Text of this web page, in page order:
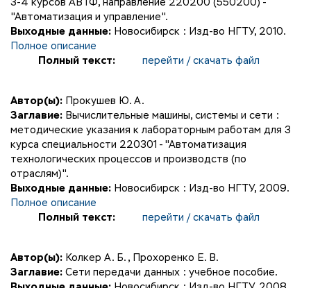
3-4 курсов АВТФ, направление 220200 (550200) -
"Автоматизация и управление".
Выходные данные: Новосибирск : Изд-во НГТУ, 2010.
Полное описание
Полный текст:
перейти / скачать файл
Автор(ы): Прокушев Ю. А.
Заглавие: Вычислительные машины, системы и сети :
методические указания к лабораторным работам для 3
курса специальности 220301 - "Автоматизация
технологических процессов и производств (по
отраслям)".
Выходные данные: Новосибирск : Изд-во НГТУ, 2009.
Полное описание
Полный текст:
перейти / скачать файл
Автор(ы): Колкер А. Б. , Прохоренко Е. В.
Заглавие: Сети передачи данных : учебное пособие.